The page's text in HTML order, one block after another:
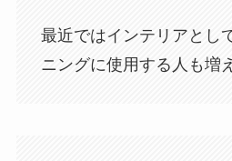
最近ではインテリアとし
ニングに使用する人も増